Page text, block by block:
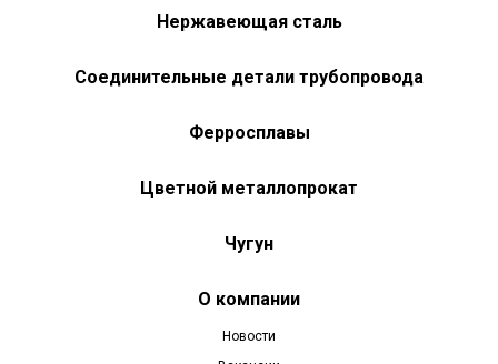
Нержавеющая сталь
Соединительные детали трубопровода
Ферросплавы
Цветной металлопрокат
Чугун
О компании
Новости